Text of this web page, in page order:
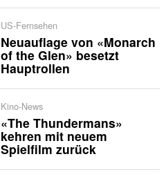
US-Fernsehen
Neuauflage von «Monarch
of the Glen» besetzt
Hauptrollen
Kino-News
«The Thundermans»
kehren mit neuem
Spielfilm zurück